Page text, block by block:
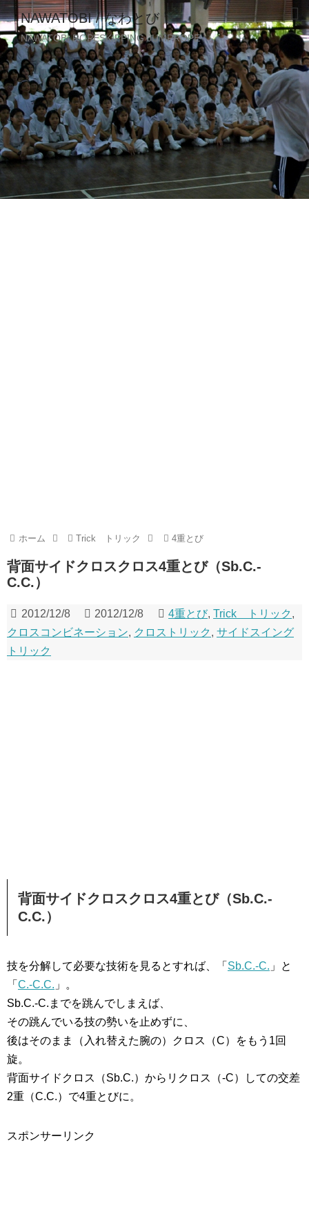
NAWATOBI / なわとび
NAWATOBI ROPESKIPPING JUMPROPE
ホーム Trick トリック 4重とび
背面サイドクロスクロス4重とび（Sb.C.-
C.C.）
2012/12/8 2012/12/8 4重とび,Trick トリック ,
クロスコンビネーション, クロストリック , サイドスイング
トリック
背面サイドクロスクロス4重とび（Sb.C.-
C.C.）
技を分解して必要な技術を見るとすれば、「 Sb.C.-C. 」と
「 C.-C.C. 」。
Sb.C.-C.までを跳んでしまえば、
その跳んでいる技の勢いを止めずに、
後はそのまま（入れ替えた腕の）クロス（C）をもう1回
旋。
背面サイドクロス（Sb.C.）からリクロス（-C）しての交差
2重（C.C.）で4重とびに。
スポンサーリンク